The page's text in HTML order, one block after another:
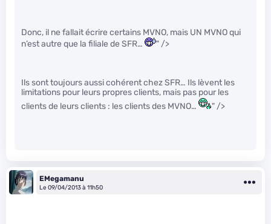
Donc, il ne fallait écrire certains MVNO, mais UN MVNO qui
n’est autre que la filiale de SFR…
" />
Ils sont toujours aussi cohérent chez SFR… Ils lèvent les
limitations pour leurs propres clients, mais pas pour les
clients de leurs clients : les clients des MVNO…
" />
EMegamanu
Le 09/04/2013 à 11h50